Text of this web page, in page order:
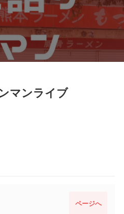
マンライブ
ページへ